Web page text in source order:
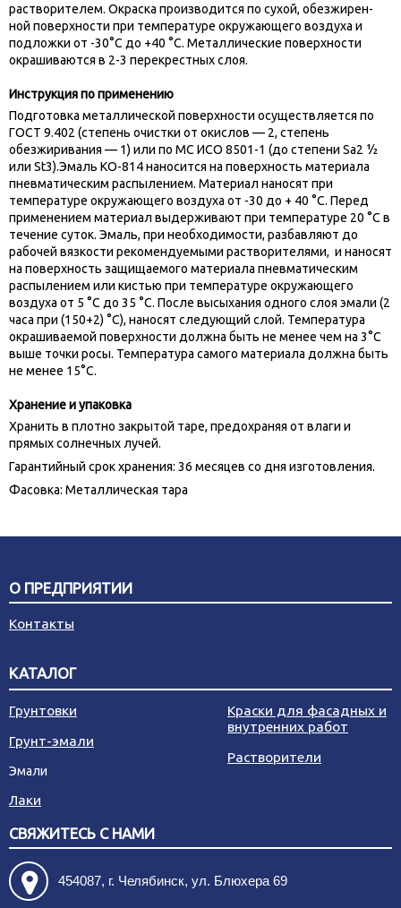
растворителем. Окраска производится по сухой, обезжирен-
ной поверхности при температуре окружающего воздуха и
подложки от -30°С до +40 °С. Металлические поверхности
окрашиваются в 2-3 перекрестных слоя.
Инструкция по применению
Подготовка металлической поверхности осуществляется по
ГОСТ 9.402 (степень очистки от окислов — 2, степень
обезжиривания — 1) или по МС ИСО 8501-1 (до степени Sa2 ½
или St3).Эмаль КО-814 наносится на поверхность материала
пневматическим распылением. Материал наносят при
температуре окружающего воздуха от -30 до + 40 °С. Перед
применением материал выдерживают при температуре 20 °С в
течение суток. Эмаль, при необходимости, разбавляют до
рабочей вязкости рекомендуемыми растворителями, и наносят
на поверхность защищаемого материала пневматическим
распылением или кистью при температуре окружающего
воздуха от 5 °С до 35 °С. После высыхания одного слоя эмали (2
часа при (150+2) °С), наносят следующий слой. Температура
окрашиваемой поверхности должна быть не менее чем на 3°С
выше точки росы. Температура самого материала должна быть
не менее 15°С.
Хранение и упаковка
Хранить в плотно закрытой таре, предохраняя от влаги и
прямых солнечных лучей.
Гарантийный срок хранения: 36 месяцев со дня изготовления.
Фасовка: Металлическая тара
О ПРЕДПРИЯТИИ
Контакты
КАТАЛОГ
Грунтовки
Грунт-эмали
Эмали
Лаки
Краски для фасадных и
внутренних работ
Растворители
СВЯЖИТЕСЬ С НАМИ
454087, г. Челябинск, ул. Блюхера 69